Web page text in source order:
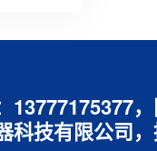
13777175377
科技有限公司